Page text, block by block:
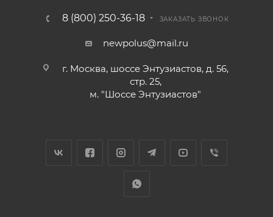
8 (800) 250-36-18 ЗАКАЗАТЬ ЗВОНОК
newpolus@mail.ru
г. Москва, шоссе Энтузиастов, д. 56,
стр. 25,
м. "Шоссе Энтузиастов"